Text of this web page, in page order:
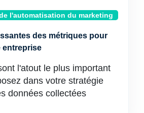
l'automatisation du marketing
des métriques pour
entreprise
l'atout le plus important
dans votre stratégie
données collectées